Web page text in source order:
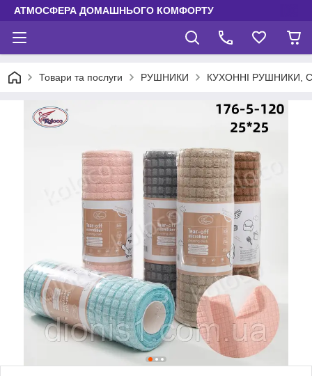
АТМОСФЕРА ДОМАШНЬОГО КОМФОРТУ
Товари та послуги РУШНИКИ КУХОННІ РУШНИКИ,